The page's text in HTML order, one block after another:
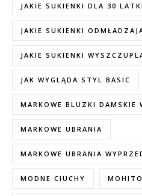
JAKIE SUKIENKI DLA 30
JAKIE SUKIENKI
JAKIE SUKIENKI
JAK WYGLĄDA STYL BASIC
MARKOWE BLUZKI DAMSKIE
MARKOWE UBRANIA
MARKOWE UBRANIA
MODNE CIUCHY